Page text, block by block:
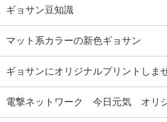
ギョサン豆知識
マット系カラーの新色ギョサン
ギョサンにオリジナルプリントしま
電撃ネットワーク 今日元気 オリ